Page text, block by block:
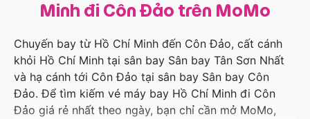
Minh đi Côn Đảo trên MoMo
Chuyến bay từ Hồ Chí Minh đến Côn Đảo, cất cánh
khỏi Hồ Chí Minh tại sân bay Sân bay Tân Sơn Nhất
và hạ cánh tới Côn Đảo tại sân bay Sân bay Côn
Đảo. Để tìm kiếm vé máy bay Hồ Chí Minh đi Côn
Đảo giá rẻ nhất theo ngày, bạn chỉ cần mở MoMo,